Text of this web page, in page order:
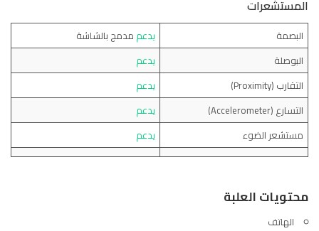
المستشعرات
البصمة يدعم مدمج بالشاشة
البوصلة
يدعم
التقارب (Proximity)
يدعم
التسارع (Accelerometer)
يدعم
مستشعر الضوء
يدعم
محتويات العلبة
الهاتف